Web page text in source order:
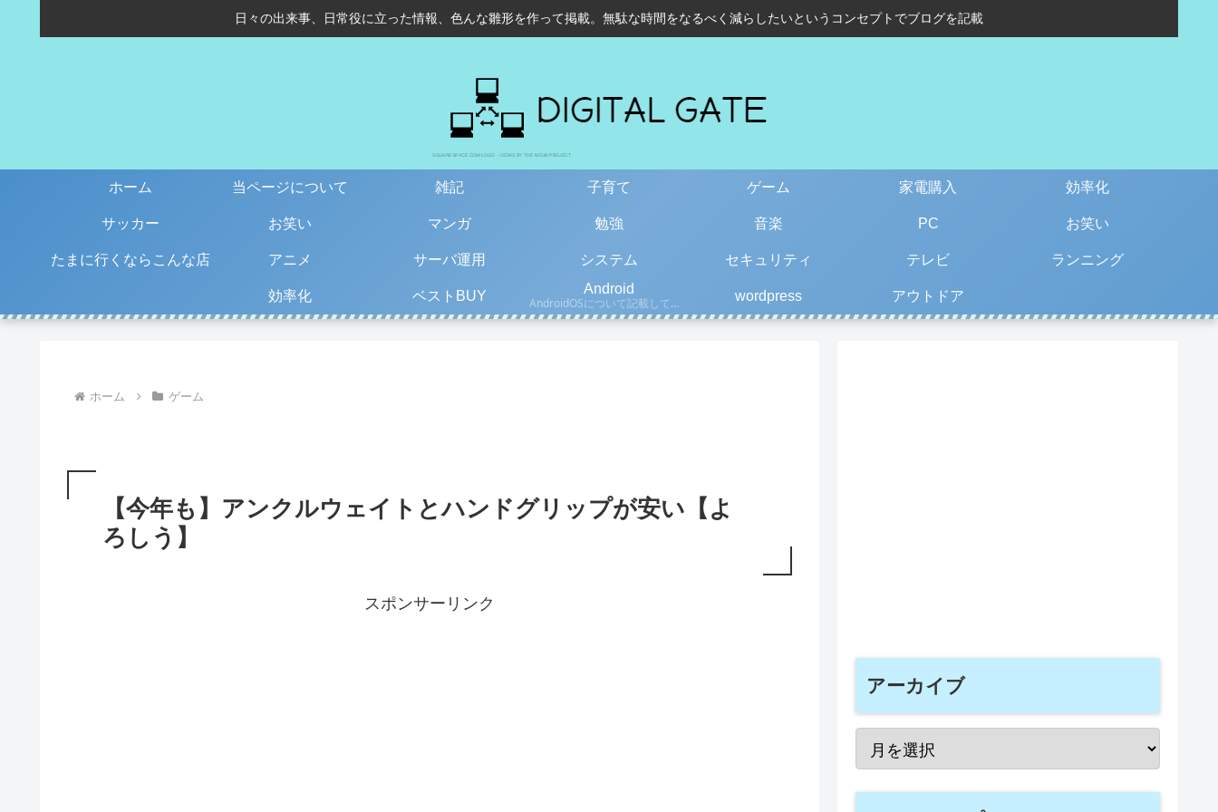
日々の出来事、日常役に立った情報、色んな雛形を作って掲載。無駄な時間をなるべく減らしたいというコンセプトでブログを記載
ホーム 当ページについて 雑記 子育て ゲーム 家電購入 効率化
サッカー お笑い マンガ 勉強 音楽 PC お笑い
たまに行くならこんな店 アニメ サーバ運用 システム セキュリティ テレビ ランニング
効率化 ベストBUY
Android
AndroidOSについて記載しています。古い情報もあるので、更新日を確認して下さい。
wordpress アウトドア
ホーム ゲーム
【今年も】アンクルウェイトとハンドグリップが安い【よ
ろしう】
スポンサーリンク
アーカイブ